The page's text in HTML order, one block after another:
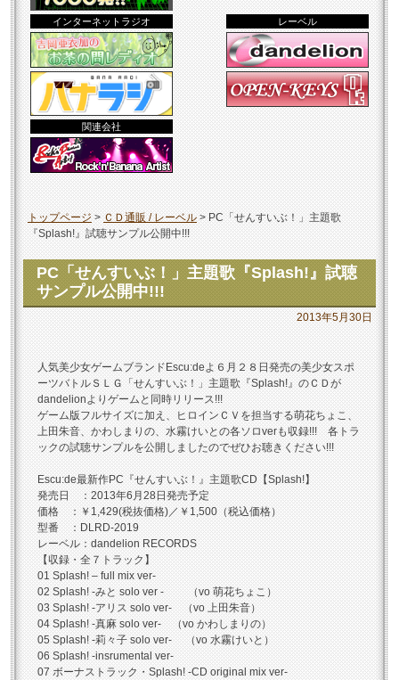
トップページ>ＣＤ通販 / レーベル>PC「せんすいぶ！」主題歌
『Splash!』試聴サンプル公開中!!!
PC「せんすいぶ！」主題歌『Splash!』試聴
サンプル公開中!!!
2013年5月30日
人気美少女ゲームブランドEscu:deよ６月２８日発売の美少女スポ
ーツバトルＳＬＧ「せんすいぶ！」主題歌『Splash!』のＣＤが
dandelionよりゲームと同時リリース!!!
ゲーム版フルサイズに加え、ヒロインＣＶを担当する萌花ちょこ、
上田朱音、かわしまりの、水霧けいとの各ソロverも収録!!! 各トラ
ックの試聴サンプルを公開しましたのでぜひお聴きください!!!
Escu:de最新作PC『せんすいぶ！』主題歌CD【Splash!】
発売日 ：2013年6月28日発売予定
価格 ：￥1,429(税抜価格)／￥1,500（税込価格）
型番 ：DLRD-2019
レーベル：dandelion RECORDS
【収録・全７トラック】
01 Splash! – full mix ver-
02 Splash! -みと solo ver - （vo 萌花ちょこ）
03 Splash! -アリス solo ver- （vo 上田朱音）
04 Splash! -真麻 solo ver- （vo かわしまりの）
05 Splash! -莉々子 solo ver- （vo 水霧けいと）
06 Splash! -insrumental ver-
07 ボーナストラック・Splash! -CD original mix ver-
インターネットラジオ レーベル
関連会社